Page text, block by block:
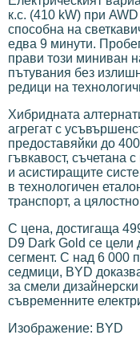
к.с. (410 kW) при
способна на
едва 9 минути.
прави този миниван
пътувания без
редици на
Хибридната
агрегат с
предоставяйки до
гъвкавост, съчетана
и асистиращите
в технологичен
транспорт, а
С цена, достигаща
D9 Dark Gold се цели
сегмент. С над 6 000
седмици, BYD
за смели
съвременните
Изображение: BYD